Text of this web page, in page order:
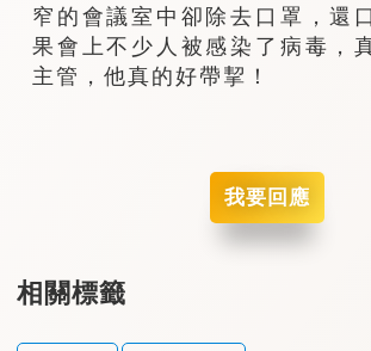
窄的會議室中卻除去口罩，還
果會上不少人被感染了病毒，
主管，他真的好帶挈！
我要回應
相關標籤